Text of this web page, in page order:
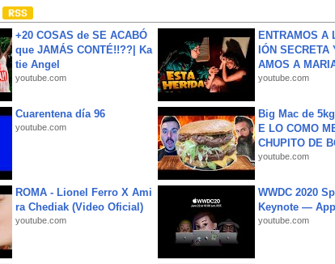
+20 COSAS de SE ACABÓ
que JAMÁS CONTÉ!!??| Ka
tie Angel
youtube.com
ENTRAMOS A
IÓN SECRETA
AMOS A
youtube.com
Cuarentena día 96
youtube.com
Big Mac de
E LO COMO
CHUPITO DE
youtube.com
ROMA - Lionel Ferro X Ami
ra Chediak (Video Oficial)
youtube.com
WWDC 2020
Keynote —
youtube.com